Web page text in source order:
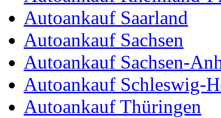
Autoankauf Saarland
Autoankauf Sachsen
Autoankauf Sachsen-
Autoankauf Schleswig-
Autoankauf Thüringen